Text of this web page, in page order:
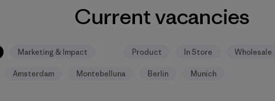
Current vacancies
Marketing & Impact Product In Store Wholesale
Amsterdam Montebelluna Berlin Munich